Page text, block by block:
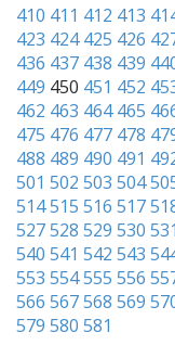
410 411 412 413
423 424 425 426
436 437 438 439
449 450 451 452
462 463 464 465
475 476 477 478
488 489 490 491
501 502 503 504
514515 516 517
527528 529 530 531
540 541 542 543
553 554555 556
566 567568 569
579 580 581